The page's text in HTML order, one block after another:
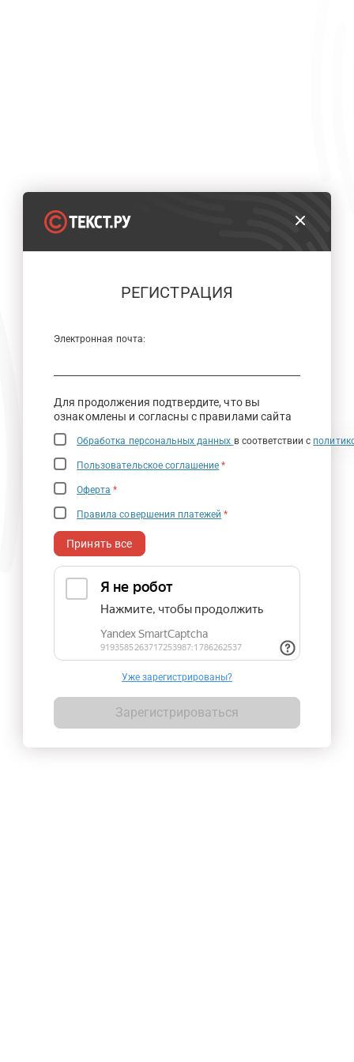
РЕГИСТРАЦИЯ
Электронная почта:
Для продолжения подтвердите, что вы
ознакомлены и согласны с правилами сайта
Обработка персональных данных в соответствии с
Пользовательское соглашение *
Оферта *
Правила совершения платежей *
Принять все
Уже зарегистрированы?
Зарегистрироваться